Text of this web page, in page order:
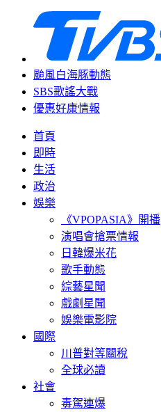
颱風白海豚動態
SBS歌謠大戰
優惠好康情報
首頁
即時
生活
政治
娛樂
《VPOPASIA》開播
演唱會搶票情報
日韓爆米花
歌手動態
綜藝星聞
戲劇星聞
娛樂電影院
國際
川普對等關稅
全球必讀
社會
毒駕連爆